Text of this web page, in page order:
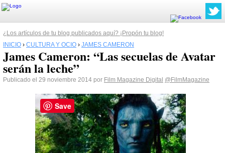
¿Los artículos de tu blog publicados aquí? ¡Propón tu blog!
INICIO › CULTURA Y OCIO › JAMES CAMERON
James Cameron: “Las secuelas de Avatar
serán la leche”
Publicado el 29 noviembre 2014 por Film Magazine Digital @FilmMagazine
Save